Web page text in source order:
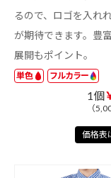
るので、ロゴを入れ
が期待できます。豊
展開もポイント。
単色 フルカラー
1個
（
価格表